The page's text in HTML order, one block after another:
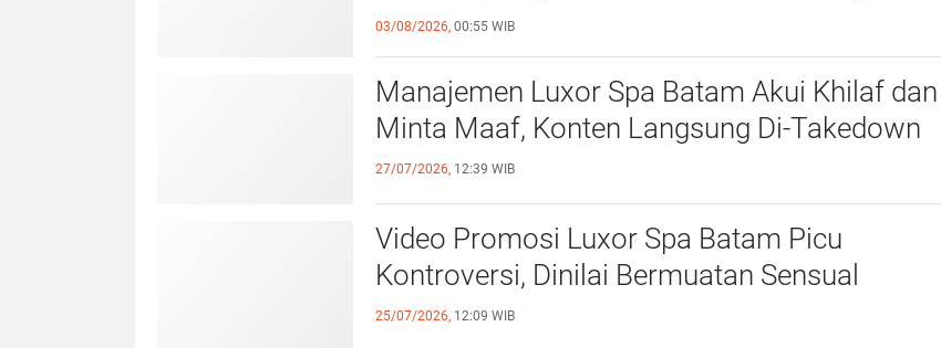
Lampaui 50 Persen
03/08/2026, 00:55 WIB
Manajemen Luxor Spa Batam Akui Khilaf dan
Minta Maaf, Konten Langsung Di-Takedown
27/07/2026, 12:39 WIB
Video Promosi Luxor Spa Batam Picu
Kontroversi, Dinilai Bermuatan Sensual
25/07/2026, 12:09 WIB